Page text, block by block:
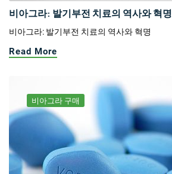
비아그라: 발기부전 치료의 역사와 혁명
비아그라: 발기부전 치료의 역사와 혁명
Read More
비아그라 구매